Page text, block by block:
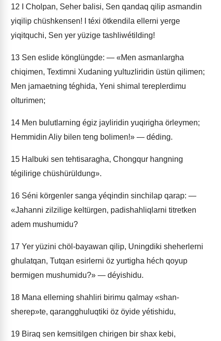
12 I Cholpan, Seher balisi, Sen qandaq qilip asmandin
yiqilip chüshkensen! I téxi ötkendila ellerni yerge
yiqitquchi, Sen yer yüzige tashliwétilding!
13 Sen eslide könglüngde: — «Men asmanlargha
chiqimen, Textimni Xudaning yultuzliridin üstün qilimen;
Men jamaetning téghida, Yeni shimal tereplerdimu
olturimen;
14 Men bulutlarning égiz jayliridin yuqirigha örleymen;
Hemmidin Aliy bilen teng bolimen!» — déding.
15 Halbuki sen tehtisaragha, Chongqur hangning
tégilirige chüshürüldung».
16 Séni körgenler sanga yéqindin sinchilap qarap: —
«Jahanni zilzilige keltürgen, padishahliqlarni titretken
adem mushumidu?
17 Yer yüzini chöl-bayawan qilip, Uningdiki sheherlerni
ghulatqan, Tutqan esirlerni öz yurtigha héch qoyup
bermigen mushumidu?» — déyishidu.
18 Mana ellerning shahliri birimu qalmay «shan-
sherep»te, qarangghuluqtiki öz öyide yétishidu,
19 Biraq sen kemsitilgen chirigen bir shax kebi,